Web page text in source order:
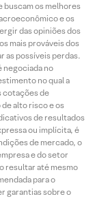
buscam os melhores
e os
das opiniões dos
mais prováveis dos
as possíveis perdas.
negociada no
no qual a
cotações de
alto risco e os
de resultados
ou implícita, é
de mercado, o
e do setor
resultar até mesmo
para o
garantias sobre o